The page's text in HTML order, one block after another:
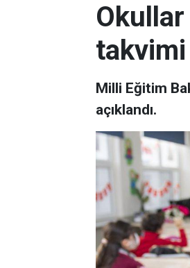
Okullar
takvimi
Milli Eğitim
açıklandı.